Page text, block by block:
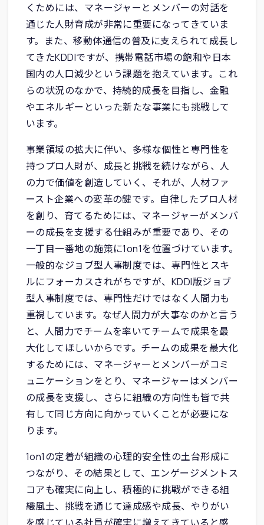
くためには、マネージャーとメンバーの対話を
通じた人財育成が非常に重要になってきていま
す。また、移動体通信の普及に支えられて成長し
てきたKDDIですが、携帯電話市場の飽和や日本
国内の人口減少という課題を抱えています。これ
らの状況のなかで、持続的成長を目指し、金融
やエネルギーといった新たな事業にも挑戦して
います。
事業領域の拡大に伴い、多様な個性と専門性を
持つプロ人財が、成長と挑戦を続けながら、人
の力で価値を創造していく、それが、人材ファ
ースト企業への変革の鍵です。自律したプロ人材
を創り、育てるためには、マネージャーがメンバ
ーの成長を支援する仕組みが重要であり、その
一丁目一番地の施策に1on1を位置づけています。
一般的なジョブ型人事制度では、専門性とスキ
ルにフォーカスされがちですが、KDDI版ジョブ
型人事制度では、専門性だけではなく人間力も
重視しています。なぜ人間力が大事なのかと言う
と、人間力でチームを率いてチームで成果を最
大化してほしいからです。チームの成果を最大化
するためには、マネージャーとメンバーがコミ
ュニケーションをとり、マネージャーはメンバー
の成長を支援し、さらに組織の方向性も皆で共
有して同じ方向に向かっていくことが必要にな
ります。
1on1の定着が組織の心理的安全性の土台形成に
つながり、その結果として、エンゲージメントス
コアも確実に向上し、積極的に挑戦ができる組
織風土、挑戦を通じて達成感や成長、やりがい